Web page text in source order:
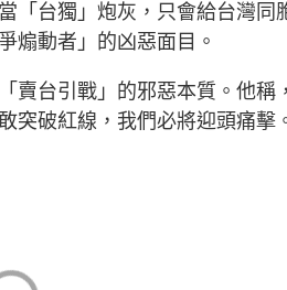
「台獨」炮灰，只會給台灣同
煽動者」的凶惡面目。
賣台引戰」的邪惡本質。他稱
突破紅線，我們必將迎頭痛擊